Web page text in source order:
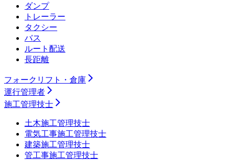
ダンプ
トレーラー
タクシー
バス
ルート配送
長距離
フォークリフト・倉庫
運行管理者
施工管理技士
土木施工管理技士
電気工事施工管理技士
建築施工管理技士
管工事施工管理技士